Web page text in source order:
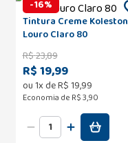
-16%
Tintura Creme Koleston
Louro Claro 80
R$23,89
R$ 19,99
ou1x deR$19,99
Economia de R$ 3,90